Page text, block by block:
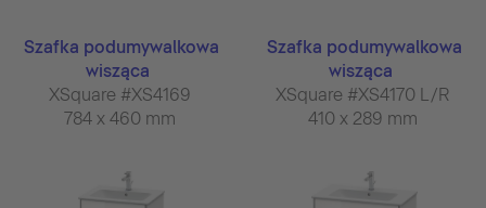
Szafka podumywalkowa
wisząca
XSquare #XS4169
784 x 460 mm
Szafka podumywalkowa
wisząca
XSquare #XS4170 L/R
410 x 289 mm